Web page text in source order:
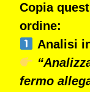
Copia
ordine:
Analisi
fermo